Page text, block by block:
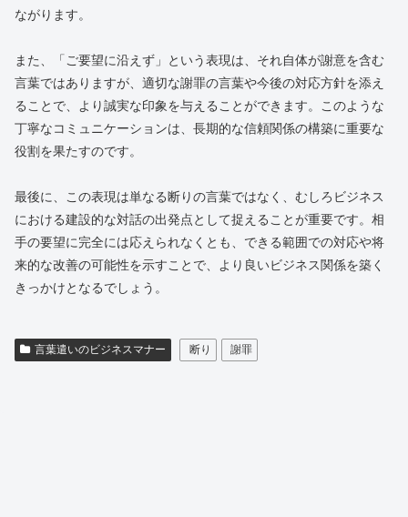
ながります。
また、「ご要望に沿えず」という表現は、それ自体が謝意を含む
言葉ではありますが、適切な謝罪の言葉や今後の対応方針を添え
ることで、より誠実な印象を与えることができます。このような
丁寧なコミュニケーションは、長期的な信頼関係の構築に重要な
役割を果たすのです。
最後に、この表現は単なる断りの言葉ではなく、むしろビジネス
における建設的な対話の出発点として捉えることが重要です。相
手の要望に完全には応えられなくとも、できる範囲での対応や将
来的な改善の可能性を示すことで、より良いビジネス関係を築く
きっかけとなるでしょう。
言葉遣いのビジネスマナー 断り 謝罪